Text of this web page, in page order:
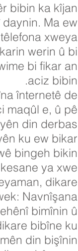
bibin ka kîjan
Ma ew
xweya
werin û bi
bi fikar an
aciz bibin.
înternetê de
maqûl e, û pê
din derbas
ku ew bikar
bingeh bikin.
ya xwe
dikare
Navnîşana
bimînin û
bibîne ku
din bişînin.